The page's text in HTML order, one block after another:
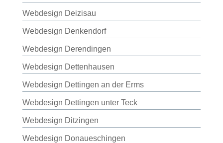
Webdesign Deizisau
Webdesign Denkendorf
Webdesign Derendingen
Webdesign Dettenhausen
Webdesign Dettingen an der Erms
Webdesign Dettingen unter Teck
Webdesign Ditzingen
Webdesign Donaueschingen